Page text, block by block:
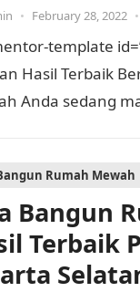
• February 28, 2022 •
template
Hasil Terbaik
Anda sedang
Rumah Mewah
Bangun
Terbaik